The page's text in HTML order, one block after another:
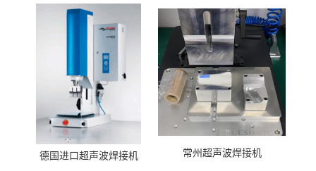
德国进口超声波焊接机 常州超声波焊接机